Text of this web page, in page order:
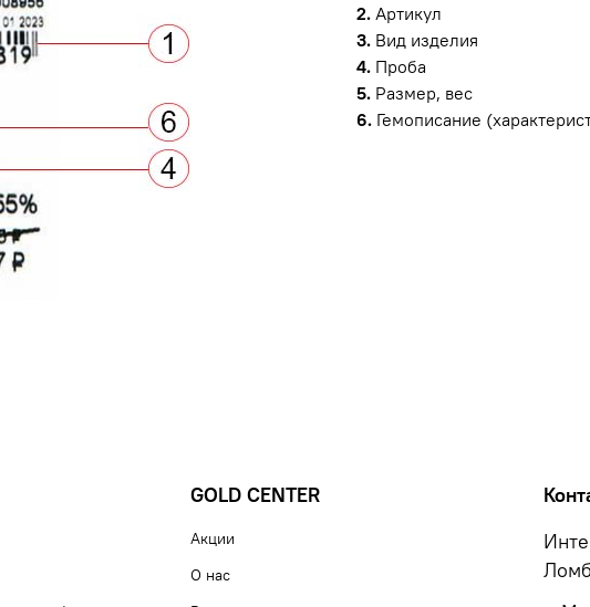
2.Артикул
3.Вид изделия
4.Проба
5.Размер, вес
6.Гемописание
GOLD CENTER
Акции
О нас